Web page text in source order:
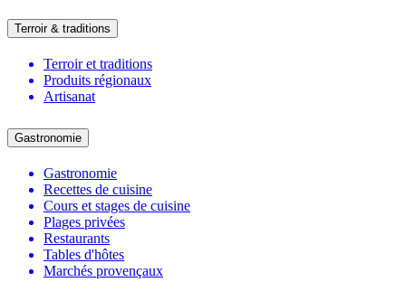
Terroir & traditions
Terroir et traditions
Produits régionaux
Artisanat
Gastronomie
Gastronomie
Recettes de cuisine
Cours et stages de cuisine
Plages privées
Restaurants
Tables d'hôtes
Marchés provençaux